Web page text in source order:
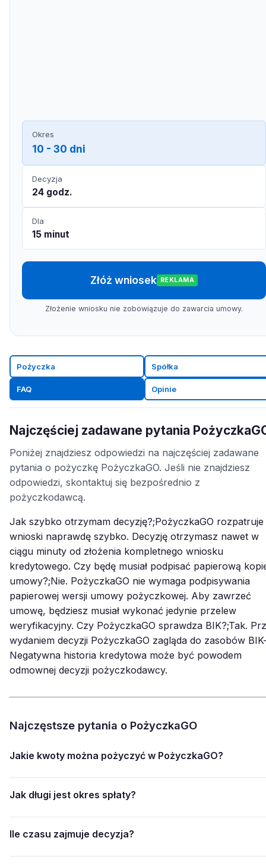
Okres
10 - 30 dni
Decyzja
24 godz.
Dla
15 minut
Złóż wniosek REKLAMA
Złożenie wniosku nie zobowiązuje do zawarcia umowy.
Pożyczka Spółka
FAQ Opinie
Najczęściej zadawane pytania
Poniżej znajdziesz odpowiedzi na najczęściej zadawane
pytania o pożyczkę PożyczkaGO. Jeśli nie znajdziesz
odpowiedzi, skontaktuj się bezpośrednio z
pożyczkodawcą.
Jak szybko otrzymam decyzję?;PożyczkaGO rozpatruje
wnioski naprawdę szybko. Decyzję otrzymasz nawet w
ciągu minuty od złożenia kompletnego wniosku
kredytowego. Czy będę musiał podpisać papierową
umowy?;Nie. PożyczkaGO nie wymaga podpisywania
papierowej wersji umowy pożyczkowej. Aby zawrzeć
umowę, będziesz musiał wykonać jedynie przelew
weryfikacyjny. Czy PożyczkaGO sprawdza BIK?;Tak.
wydaniem decyzji PożyczkaGO zagląda do zasobów
Negatywna historia kredytowa może być powodem
odmownej decyzji pożyczkodawcy.
Najczęstsze pytania o PożyczkaGO
Jakie kwoty można pożyczyć w PożyczkaGO?
Jak długi jest okres spłaty?
Ile czasu zajmuje decyzja?